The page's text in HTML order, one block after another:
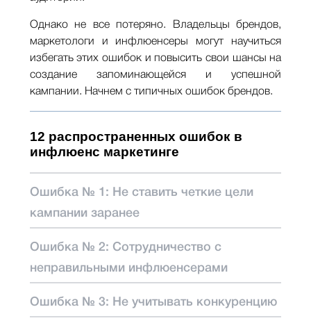
Однако не все потеряно. Владельцы брендов,
маркетологи и инфлюенсеры могут научиться
избегать этих ошибок и повысить свои шансы на
создание запоминающейся и успешной
кампании. Начнем с типичных ошибок брендов.
12 распространенных ошибок в
инфлюенс маркетинге
Ошибка № 1: Не ставить четкие цели
кампании заранее
Ошибка № 2: Сотрудничество с
неправильными инфлюенсерами
Ошибка № 3: Не учитывать конкуренцию